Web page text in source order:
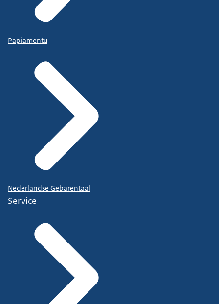
Papiamentu
Nederlandse Gebarentaal
Service